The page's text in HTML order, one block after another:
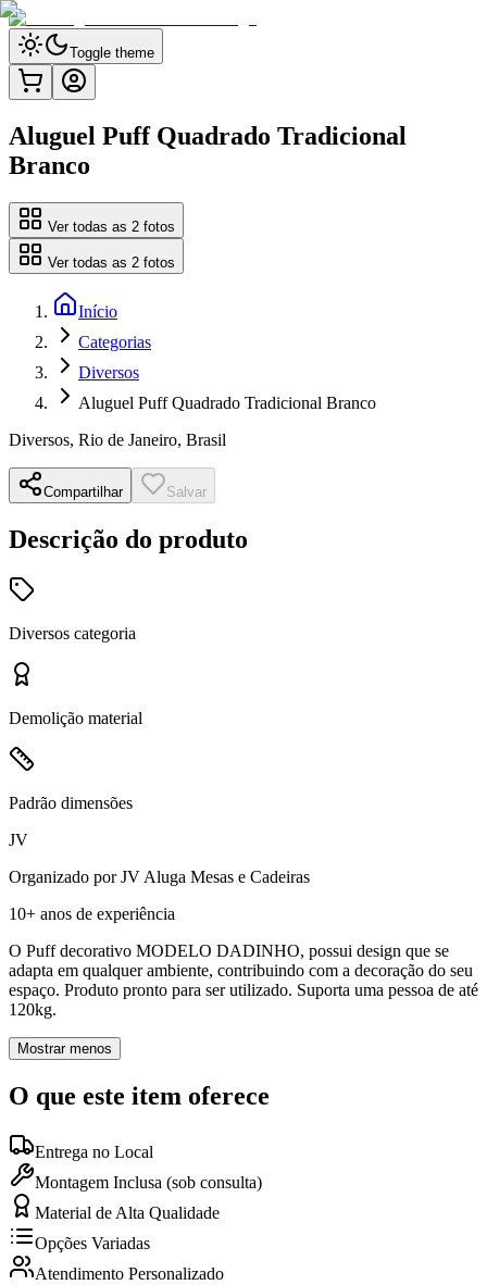
Toggle theme
Aluguel Puff Quadrado Tradicional
Branco
Ver todas as 2 fotos
Ver todas as 2 fotos
Início
Categorias
Diversos
Aluguel Puff Quadrado Tradicional Branco
Diversos, Rio de Janeiro, Brasil
Compartilhar Salvar
Descrição do produto
Diversos categoria
Demolição material
Padrão dimensões
JV
Organizado porJV Aluga Mesas e Cadeiras
10+ anos de experiência
O Puff decorativo MODELO DADINHO, possui design que se
adapta em qualquer ambiente, contribuindo com a decoração do seu
espaço. Produto pronto para ser utilizado. Suporta uma pessoa de até
120kg.
Mostrar menos
O que este item oferece
Entrega no Local
Montagem Inclusa (sob consulta)
Material de Alta Qualidade
Opções Variadas
Atendimento Personalizado